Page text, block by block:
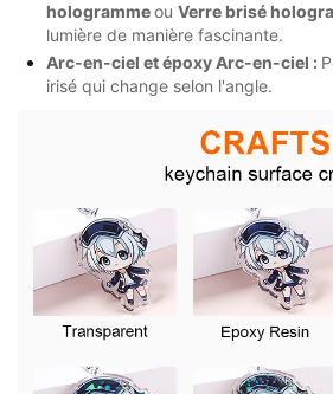
hologrammeou Verre brisé
lumière de manière fascinante.
Arc-en-ciel et époxy Arc-en-ciel :
irisé qui change selon l'angle.